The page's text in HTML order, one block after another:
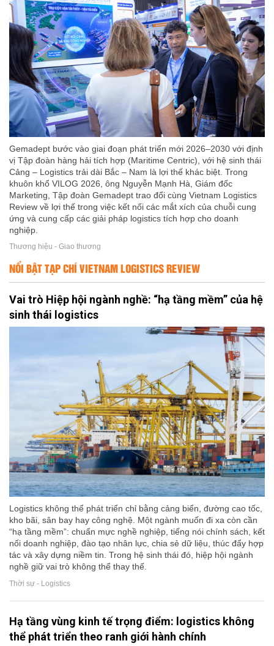
Gemadept bước vào giai đoạn phát triển mới 2026–2030 với định
vị Tập đoàn hàng hải tích hợp (Maritime Centric), với hệ sinh thái
Cảng – Logistics trải dài Bắc – Nam là lợi thế khác biệt. Trong
khuôn khổ VILOG 2026, ông Nguyễn Mạnh Hà, Giám đốc
Marketing, Tập đoàn Gemadept trao đổi cùng Vietnam Logistics
Review về lợi thế trong việc kết nối các mắt xích của chuỗi cung
ứng và cung cấp các giải pháp logistics tích hợp cho doanh
nghiệp.
Thương hiệu - Giao thương
NỔI BẬT TẠP CHÍ VIETNAM LOGISTICS REVIEW
Vai trò Hiệp hội ngành nghề: “hạ tầng mềm” của hệ
sinh thái logistics
Logistics không thể phát triển chỉ bằng cảng biển, đường cao tốc,
kho bãi, sân bay hay công nghệ. Một ngành muốn đi xa còn cần
“hạ tầng mềm”: chuẩn mực nghề nghiệp, tiếng nói chính sách, kết
nối doanh nghiệp, đào tạo nhân lực, chia sẻ dữ liệu, thúc đẩy hợp
tác và xây dựng niềm tin. Trong hệ sinh thái đó, hiệp hội ngành
nghề giữ vai trò không thể thay thế.
Thời sự - Logistics
Hạ tầng vùng kinh tế trọng điểm: logistics không
thể phát triển theo ranh giới hành chính